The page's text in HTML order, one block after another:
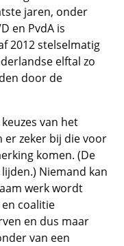
jaren, onder
en PvdA is
2012 stelselmatig
elftal zo
door de
van het
er zeker bij die voor
komen. (De
Niemand kan
werk wordt
coalitie
en dus maar
van een